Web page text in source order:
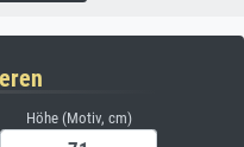
Höhe (Motiv, cm)